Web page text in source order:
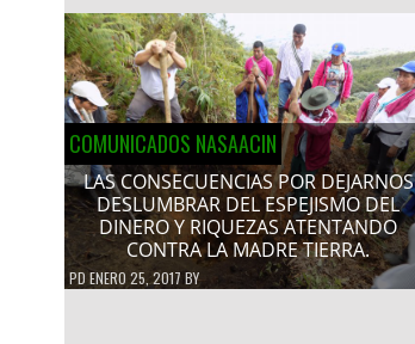
COMUNICADOS NASAACIN
LAS CONSECUENCIAS POR DEJARNOS
DESLUMBRAR DEL ESPEJISMO DEL
DINERO Y RIQUEZAS ATENTANDO
CONTRA LA MADRE TIERRA.
PDENERO 25, 2017 BY